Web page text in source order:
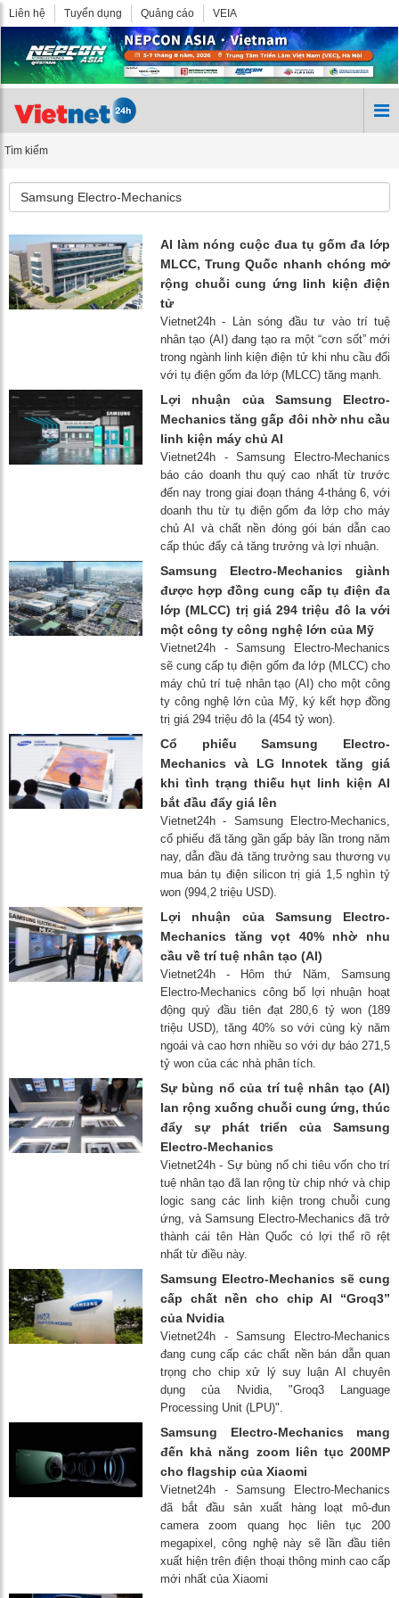
Liên hệ Tuyển dụng Quảng cáo VEIA
Tìm kiếm
AI làm nóng cuộc đua tụ gốm đa lớp
MLCC, Trung Quốc nhanh chóng mở
rộng chuỗi cung ứng linh kiện điện
tử
Vietnet24h - Làn sóng đầu tư vào trí tuệ
nhân tạo (AI) đang tạo ra một “cơn sốt” mới
trong ngành linh kiện điện tử khi nhu cầu đối
với tụ điện gốm đa lớp (MLCC) tăng mạnh.
Lợi nhuận của Samsung Electro-
Mechanics tăng gấp đôi nhờ nhu cầu
linh kiện máy chủ AI
Vietnet24h - Samsung Electro-Mechanics
báo cáo doanh thu quý cao nhất từ ​​trước
đến nay trong giai đoạn tháng 4-tháng 6, với
doanh thu từ tụ điện gốm đa lớp cho máy
chủ AI và chất nền đóng gói bán dẫn cao
cấp thúc đẩy cả tăng trưởng và lợi nhuận.
Samsung Electro-Mechanics giành
được hợp đồng cung cấp tụ điện đa
lớp (MLCC) trị giá 294 triệu đô la với
một công ty công nghệ lớn của Mỹ
Vietnet24h - Samsung Electro-Mechanics
sẽ cung cấp tụ điện gốm đa lớp (MLCC) cho
máy chủ trí tuệ nhân tạo (AI) cho một công
ty công nghệ lớn của Mỹ, ký kết hợp đồng
trị giá 294 triệu đô la (454 tỷ won).
Cổ phiếu Samsung Electro-
Mechanics và LG Innotek tăng giá
khi tình trạng thiếu hụt linh kiện AI
bắt đầu đẩy giá lên
Vietnet24h - Samsung Electro-Mechanics,
cổ phiếu đã tăng gần gấp bảy lần trong năm
nay, dẫn đầu đà tăng trưởng sau thương vụ
mua bán tụ điện silicon trị giá 1,5 nghìn tỷ
won (994,2 triệu USD).
Lợi nhuận của Samsung Electro-
Mechanics tăng vọt 40% nhờ nhu
cầu về trí tuệ nhân tạo (AI)
Vietnet24h - Hôm thứ Năm, Samsung
Electro-Mechanics công bố lợi nhuận hoạt
động quý đầu tiên đạt 280,6 tỷ won (189
triệu USD), tăng 40% so với cùng kỳ năm
ngoái và cao hơn nhiều so với dự báo 271,5
tỷ won của các nhà phân tích.
Sự bùng nổ của trí tuệ nhân tạo (AI)
lan rộng xuống chuỗi cung ứng, thúc
đẩy sự phát triển của Samsung
Electro-Mechanics
Vietnet24h - Sự bùng nổ chi tiêu vốn cho trí
tuệ nhân tạo đã lan rộng từ chip nhớ và chip
logic sang các linh kiện trong chuỗi cung
ứng, và Samsung Electro-Mechanics đã trở
thành cái tên Hàn Quốc có lợi thế rõ rệt
nhất từ ​​điều này.
Samsung Electro-Mechanics sẽ cung
cấp chất nền cho chip AI “Groq3”
của Nvidia
Vietnet24h - Samsung Electro-Mechanics
đang cung cấp các chất nền bán dẫn quan
trọng cho chip xử lý suy luận AI chuyên
dụng của Nvidia, "Groq3 Language
Processing Unit (LPU)".
Samsung Electro-Mechanics mang
đến khả năng zoom liên tục 200MP
cho flagship của Xiaomi
Vietnet24h - Samsung Electro-Mechanics
đã bắt đầu sản xuất hàng loạt mô-đun
camera zoom quang học liên tục 200
megapixel, công nghệ này sẽ lần đầu tiên
xuất hiện trên điện thoại thông minh cao cấp
mới nhất của Xiaomi